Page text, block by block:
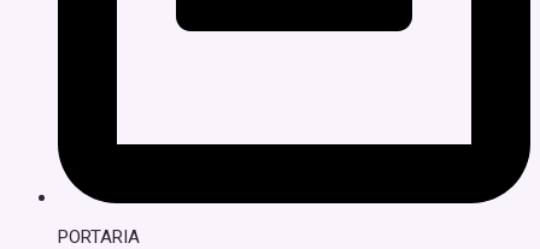
PORTARIA